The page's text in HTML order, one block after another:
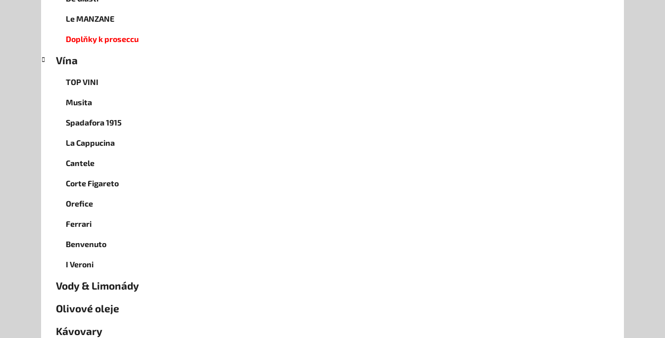
Le MANZANE
Doplňky k proseccu
Vína
TOP VINI
Musita
Spadafora 1915
La Cappucina
Cantele
Corte Figareto
Orefice
Ferrari
Benvenuto
I Veroni
Vody & Limonády
Olivové oleje
Kávovary